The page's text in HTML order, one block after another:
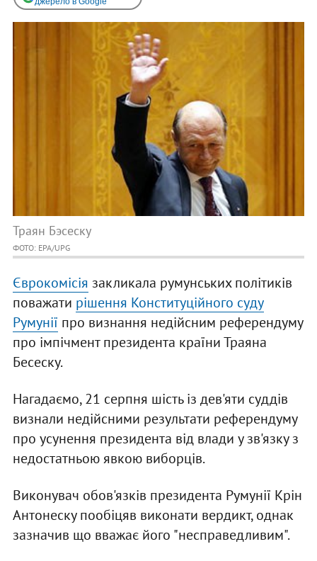
Траян Бэсеску
ФОТО: EPA/UPG
Єврокомісія закликала румунських політиків
поважати рішення Конституційного суду
Румунії про визнання недійсним референдуму
про імпічмент президента країни Траяна
Бесеску.
Нагадаємо, 21 серпня шість із дев'яти суддів
визнали недійсними результати референдуму
про усунення президента від влади у зв'язку з
недостатньою явкою виборців.
Виконувач обов'язків президента Румунії Крін
Антонеску пообіцяв виконати вердикт, однак
зазначив що вважає його "несправедливим".